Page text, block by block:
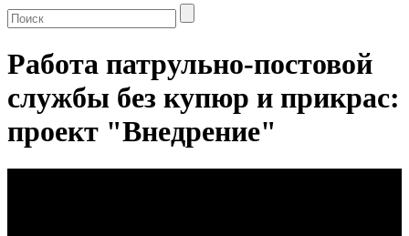
Работа патрульно-постовой
службы без купюр и прикрас:
проект "Внедрение"